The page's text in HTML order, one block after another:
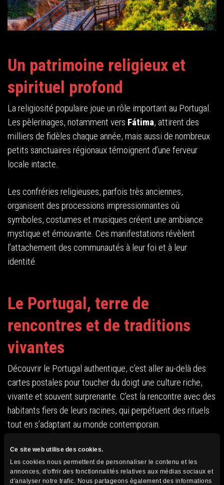
Ce site web utilise des cookies.
Les cookies nous permettent de personnaliser le contenu et les
annonces, d'offrir des fonctionnalités relatives aux médias sociaux et
d'analyser notre trafic. Nous partageons également des informations
Un patrimoine religieux et
spirituel profond
La religiosité populaire joue un rôle important au Portugal.
Les pèlerinages, notamment vers Fátima, attirent des
milliers de fidèles chaque année, mais aussi de nombreux
petits sanctuaires régionaux témoignent d’une ferveur
locale intacte.
Les confréries religieuses, parfois très anciennes,
organisent des processions impressionnantes où
symboles, costumes et musiques créent une ambiance
mystique et émouvante. Ces manifestations révèlent
l’attachement des communautés à leur foi et à leur
identité.
Le Portugal, terre de
rencontres et de traditions
vivantes
Découvrir le Portugal authentique, c’est aller au-delà des
cartes postales pour toucher du doigt une culture riche,
vivante et souvent surprenante. C’est la rencontre avec des
habitants fiers de leurs racines, qui perpétuent des rituels
tout en s’adaptant au monde contemporain.
C’est aussi une invitation à savourer une gastronomie
généreuse, à explorer des paysages variés — des
montagnes du nord aux plages sauvages de l’Algarve — et à